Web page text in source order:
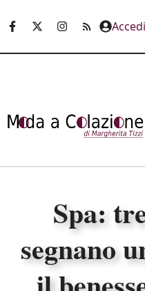
Accedi
Spa:
segnano